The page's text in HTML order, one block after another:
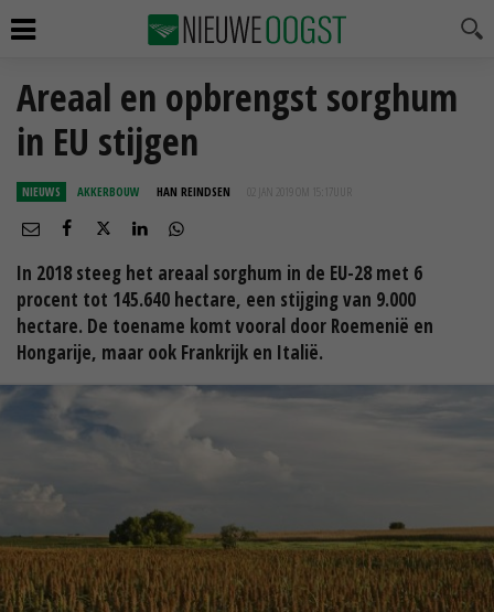
Areaal en opbrengst sorghum
in EU stijgen
NIEUWS AKKERBOUW HAN REINDSEN 02 JAN 2019 OM 15:17
In 2018 steeg het areaal sorghum in de EU-28 met 6
procent tot 145.640 hectare, een stijging van 9.000
hectare. De toename komt vooral door Roemenië en
Hongarije, maar ook Frankrijk en Italië.